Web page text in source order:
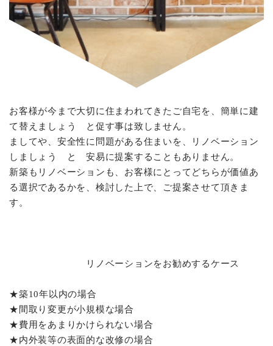
お客様が今まで大切に住まわれてきたご自宅を、簡単に建
て替えましょう と促す事は致しません。
ましてや、安全性に問題がある住まいを、リノベーション
しましょう と 安易に提案することもありません。
新築もリノベーションも、お客様にとってどちらが価値あ
る選択であるかを、検討した上で、ご提案させて頂きま
す。
リノベーションをお勧めするケース
★築10年以内の場合
★間取り変更が小規模な場合
★費用をあまりかけられない場合
★内外装等の表面的な改修の場合